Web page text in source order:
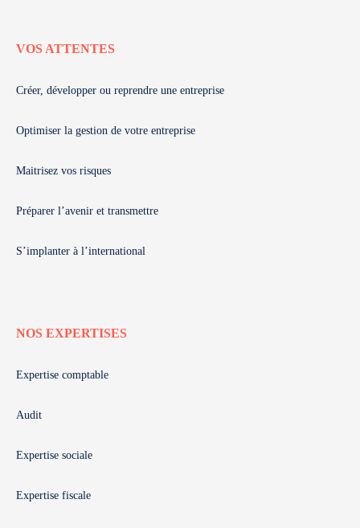
VOS ATTENTES
Créer, développer ou reprendre une entreprise
Optimiser la gestion de votre entreprise
Maitrisez vos risques
Préparer l’avenir et transmettre
S’implanter à l’international
NOS EXPERTISES
Expertise comptable
Audit
Expertise sociale
Expertise fiscale